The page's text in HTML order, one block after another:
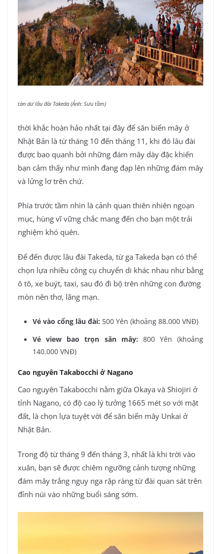
tàn dư lâu đài Takeda (Ảnh: Sưu tầm)
thời khắc hoàn hảo nhất tại đây để săn biển mây ở
Nhật Bản là từ tháng 10 đến tháng 11, khi đó lâu đài
được bao quanh bởi những đám mây dày đặc khiến
bạn cảm thấy như mình đang đạp lên những đám mây
và lửng lơ trên chứ.
Phía trước tầm nhìn là cảnh quan thiên nhiên ngoạn
mục, hùng vĩ vững chắc mang đến cho bạn một trải
nghiệm khó quên.
Để đến được lâu đài Takeda, từ ga Takeda bạn có thể
chọn lựa nhiều công cụ chuyển di khác nhau như bằng
ô tô, xe buýt, taxi, sau đó đi bộ trên những con đường
mòn nên thơ, lãng mạn.
Vé vào cổng lâu đài: 500 Yên (khoảng 88.000 VNĐ)
Vé view bao trọn săn mây: 800 Yên (khoảng
140.000 VNĐ)
Cao nguyên Takabocchi ở Nagano
Cao nguyên Takabocchi nằm giữa Okaya và Shiojiri ở
tỉnh Nagano, có độ cao lý tưởng 1665 mét so với mặt
đất, là chọn lựa tuyệt vời để săn biển mây Unkai ở
Nhật Bản.
Trong độ từ tháng 9 đến tháng 3, nhất là khi trời vào
xuân, bạn sẽ được chiêm ngưỡng cảnh tượng những
đám mây trắng nguy nga rập ràng từ đài quan sát trên
đỉnh núi vào những buổi sáng sớm.